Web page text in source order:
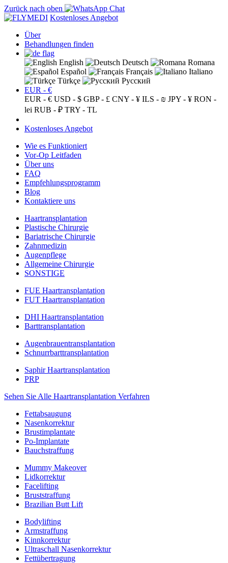
Zurück nach oben
Kostenloses Angebot
Über
Behandlungen finden
English Deutsch
Romana
Español
Français
Italiano
Türkçe
Русский
EUR - €
EUR - € USD - $ GBP - £ CNY - ¥ ILS - ₪ JPY - ¥ RON -
lei RUB - ₽ TRY - TL
Kostenloses Angebot
Wie es Funktioniert
Vor-Op Leitfaden
Über uns
FAQ
Empfehlungsprogramm
Blog
Kontaktiere uns
Haartransplantation
Plastische Chirurgie
Bariatrische Chirurgie
Zahnmedizin
Augenpflege
Allgemeine Chirurgie
SONSTIGE
FUE Haartransplantation
FUT Haartransplantation
DHI Haartransplantation
Barttransplantation
Augenbrauentransplantation
Schnurrbarttransplantation
Saphir Haartransplantation
PRP
Sehen Sie Alle Haartransplantation Verfahren
Fettabsaugung
Nasenkorrektur
Brustimplantate
Po-Implantate
Bauchstraffung
Mummy Makeover
Lidkorrektur
Facelifting
Bruststraffung
Brazilian Butt Lift
Bodylifting
Armstraffung
Kinnkorrektur
Ultraschall Nasenkorrektur
Fettübertragung